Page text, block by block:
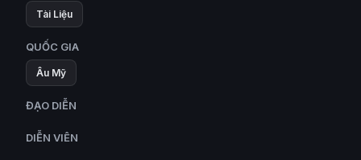
Tài Liệu
QUỐC GIA
Âu Mỹ
ĐẠO DIỄN
DIỄN VIÊN